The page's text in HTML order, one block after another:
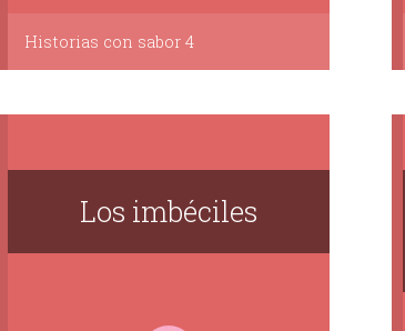
Historias con sabor 4
Los imbéciles